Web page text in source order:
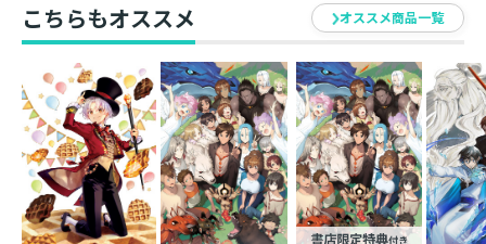
こちらもオススメ オススメ商品一覧